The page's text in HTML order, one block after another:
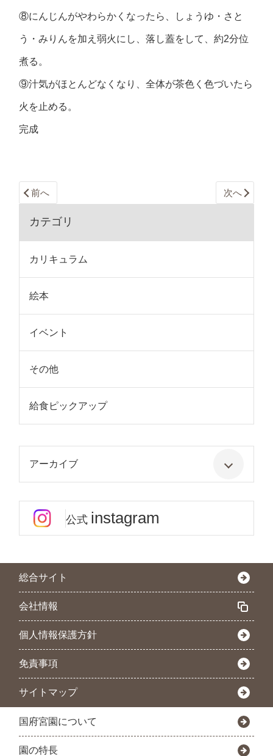
⑧にんじんがやわらかくなったら、しょうゆ・さと
う・みりんを加え弱火にし、落し蓋をして、約2分位
煮る。
⑨汁気がほとんどなくなり、全体が茶色く色づいたら
火を止める。
完成
前へ 次へ
カテゴリ
カリキュラム
絵本
イベント
その他
給食ピックアップ
アーカイブ
公式 instagram
総合サイト
会社情報
個人情報保護方針
免責事項
サイトマップ
国府宮園について
園の特長